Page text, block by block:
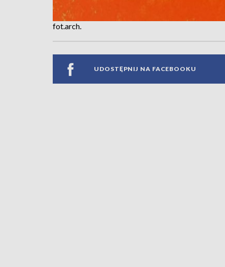
fot.arch.
UDOSTĘPNIJ NA FACEBOOKU